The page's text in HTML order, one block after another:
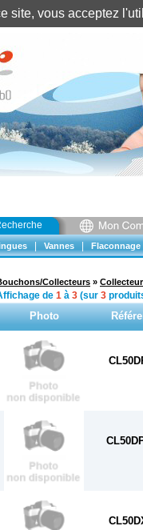
Vannes Flaconnage
Collecteurs »
de 1 à 3 (sur 3
Photo
site, vous acceptez